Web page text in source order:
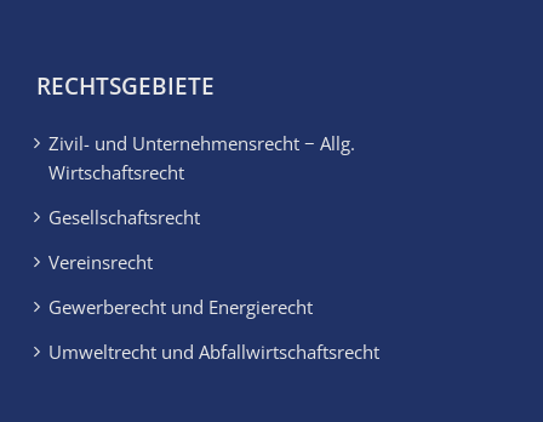
RECHTSGEBIETE
Zivil- und Unternehmensrecht − Allg.
Wirtschaftsrecht
Gesellschaftsrecht
Vereinsrecht
Gewerberecht und Energierecht
Umweltrecht und Abfallwirtschaftsrecht